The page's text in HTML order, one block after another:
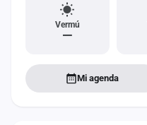
Vermú
—
Mi agenda